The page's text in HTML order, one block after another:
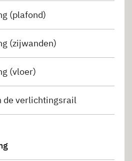
(plafond)
(zijwanden)
(vloer)
de verlichtingsrail